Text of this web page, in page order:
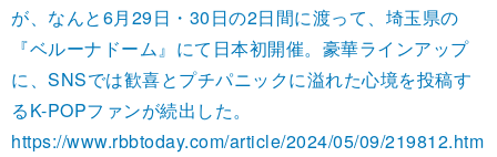
が、なんと6月29日・30日の2日間に渡って、埼玉県の
『ベルーナドーム』にて日本初開催。豪華ラインアップ
に、SNSでは歓喜とプチパニックに溢れた心境を投稿す
るK-POPファンが続出した。
https://www.rbbtoday.com/article/2024/05/09/219812.htm